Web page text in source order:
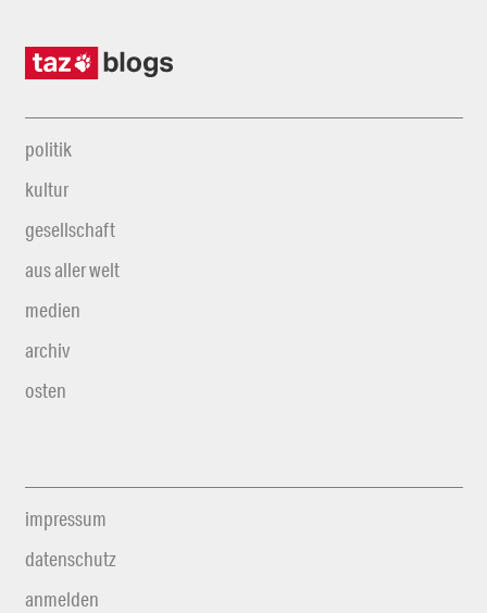
politik
kultur
gesellschaft
aus aller welt
medien
archiv
osten
impressum
datenschutz
anmelden